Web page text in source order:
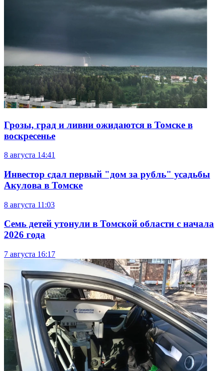
Грозы, град и ливни ожидаются в Томске в
воскресенье
8 августа 14:41
Инвестор сдал первый "дом за рубль" усадьбы
Акулова в Томске
8 августа 11:03
Семь детей утонули в Томской области с начала
2026 года
7 августа 16:17